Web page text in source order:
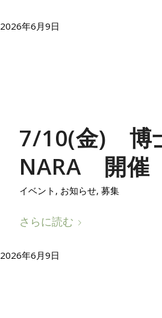
2026年6月9日
7/10(金) 博
NARA 開催
イベント , お知らせ, 募集
さらに読む
2026年6月9日